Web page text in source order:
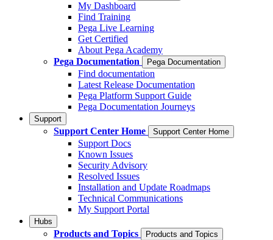
My Dashboard
Find Training
Pega Live Learning
Get Certified
About Pega Academy
Pega Documentation
Pega Documentation
Find documentation
Latest Release Documentation
Pega Platform Support Guide
Pega Documentation Journeys
Support
Support Center Home Support Center Home
Support Docs
Known Issues
Security Advisory
Resolved Issues
Installation and Update Roadmaps
Technical Communications
My Support Portal
Hubs
Products and Topics Products and Topics